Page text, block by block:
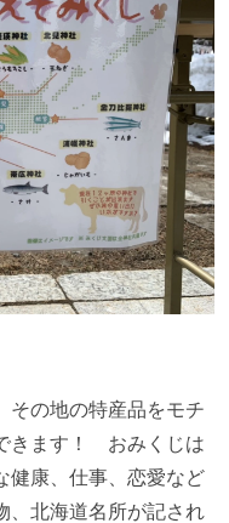
その地の特産品をモチ
きます！ おみくじは
健康、仕事、恋愛など
、北海道名所が記され